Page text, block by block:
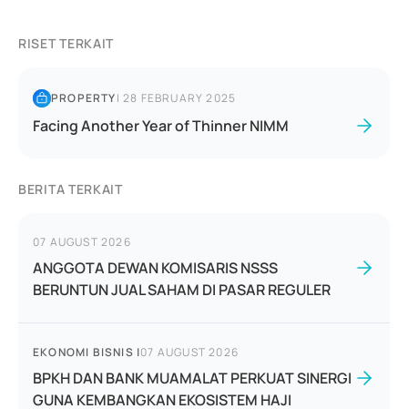
RISET TERKAIT
PROPERTY|28 FEBRUARY 2025
Facing Another Year of Thinner NIMM
BERITA TERKAIT
07 AUGUST 2026
ANGGOTA DEWAN KOMISARIS NSSS
BERUNTUN JUAL SAHAM DI PASAR REGULER
EKONOMI BISNIS |07 AUGUST 2026
BPKH DAN BANK MUAMALAT PERKUAT SINERGI
GUNA KEMBANGKAN EKOSISTEM HAJI